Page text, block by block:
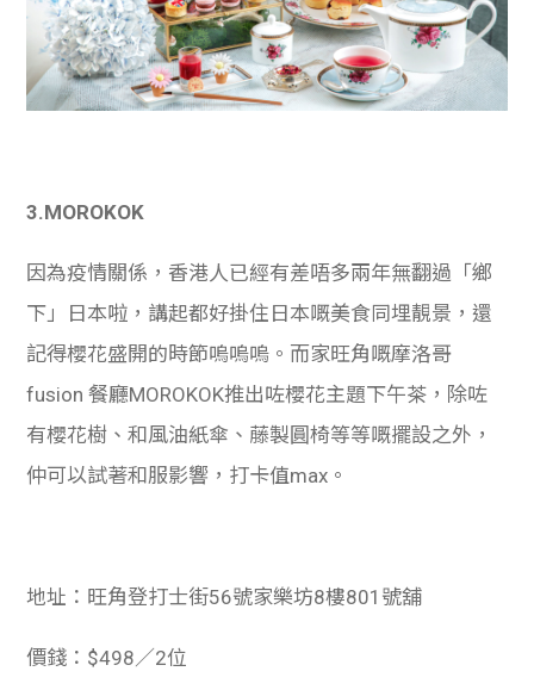
3.MOROKOK
因為疫情關係，香港人已經有差唔多兩年無翻過「鄉
下」日本啦，講起都好掛住日本嘅美食同埋靚景，還
記得櫻花盛開的時節嗚嗚嗚。而家旺角嘅摩洛哥
fusion 餐廳MOROKOK推出咗櫻花主題下午茶，除咗
有櫻花樹、和風油紙傘、藤製圓椅等等嘅擺設之外，
仲可以試著和服影響，打卡值max。
地址：旺角登打士街56號家樂坊8樓801號舖
價錢：$498／2位